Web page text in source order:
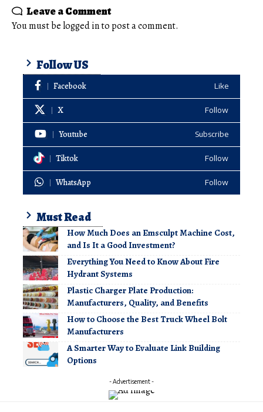
Leave a Comment
You must be logged into post a comment.
Follow US
Facebook Like
X Follow
Youtube Subscribe
Tiktok Follow
WhatsApp Follow
Must Read
How Much Does an Emsculpt Machine Cost,
and Is It a Good Investment?
Everything You Need to Know About Fire
Hydrant Systems
Plastic Charger Plate Production:
Manufacturers, Quality, and Benefits
How to Choose the Best Truck Wheel Bolt
Manufacturers
A Smarter Way to Evaluate Link Building
Options
- Advertisement -